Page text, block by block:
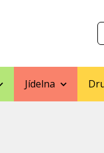
Jídelna